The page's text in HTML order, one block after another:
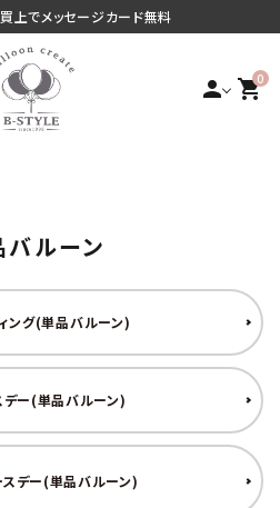
上でメッセージカード無料
person 0
shopping_cart
バルーン
ング(単品バルーン)
デー(単品バルーン)
デー(単品バルーン)